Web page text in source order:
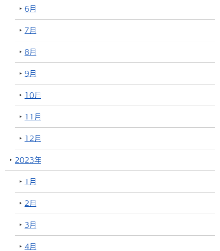
6月
7月
8月
9月
10月
11月
12月
2023年
1月
2月
3月
4月